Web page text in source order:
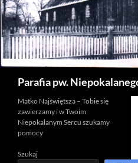
Parafia pw.
Matko Najświętsza – Tobie się
zawierzamy i w Twoim
Niepokalanym Sercu szukamy
pomocy
Szukaj